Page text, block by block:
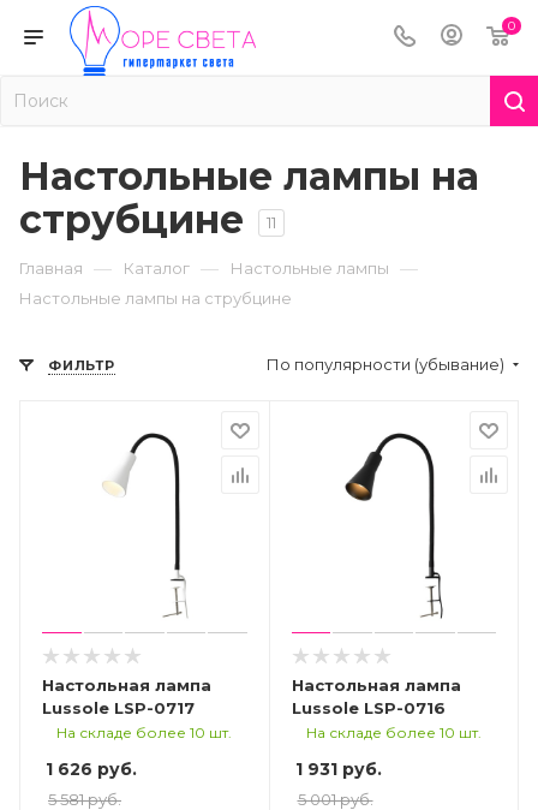
0
Настольные лампы на
струбцине
11
Главная — Каталог — Настольные лампы —
Настольные лампы на струбцине
ФИЛЬТР По популярности (убывание)
Настольная лампа
Lussole LSP-0717
На складе более 10 шт.
1 626 руб.
5 581 руб.
Настольная лампа
Lussole LSP-0716
На складе более 10 шт.
1 931 руб.
5 001 руб.